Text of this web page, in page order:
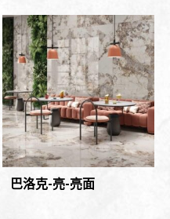
巴洛克-亮-亮面